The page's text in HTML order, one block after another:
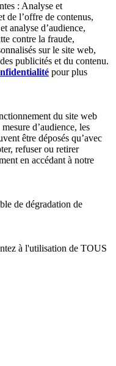
: Analyse et
de l’offre de contenus,
analyse d’audience,
contre la fraude,
sur le site web,
publicités et du contenu.
pour plus
du site web
d’audience, les
être déposés qu’avec
refuser ou retirer
en accédant à notre
de dégradation de
à l'utilisation de TOUS